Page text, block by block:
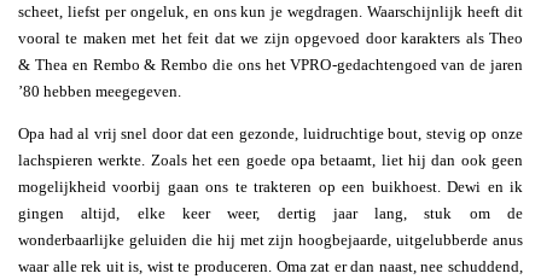
scheet, liefst per ongeluk, en ons kun je wegdragen. Waarschijnlijk heeft dit
vooral te maken met het feit dat we zijn opgevoed door karakters als Theo
& Thea en Rembo & Rembo die ons het VPRO-gedachtengoed van de jaren
’80 hebben meegegeven.
Opa had al vrij snel door dat een gezonde, luidruchtige bout, stevig op onze
lachspieren werkte. Zoals het een goede opa betaamt, liet hij dan ook geen
mogelijkheid voorbij gaan ons te trakteren op een buikhoest. Dewi en ik
gingen altijd, elke keer weer, dertig jaar lang, stuk om de
wonderbaarlijke geluiden die hij met zijn hoogbejaarde, uitgelubberde anus
waar alle rek uit is, wist te produceren. Oma zat er dan naast, nee schuddend,